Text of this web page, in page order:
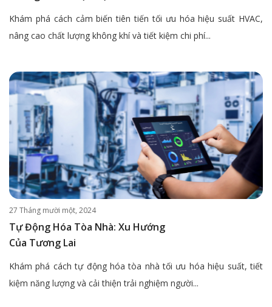
Khám phá cách cảm biến tiên tiến tối ưu hóa hiệu suất HVAC,
nâng cao chất lượng không khí và tiết kiệm chi phí...
27 Tháng mười một, 2024
Tự Động Hóa Tòa Nhà: Xu Hướng
Của Tương Lai
Khám phá cách tự động hóa tòa nhà tối ưu hóa hiệu suất, tiết
kiệm năng lượng và cải thiện trải nghiệm người...